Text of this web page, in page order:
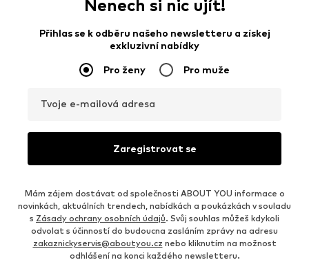
Nenech si nic ujít!
Přihlas se k odběru našeho newsletteru a získej
exkluzivní nabídky
Pro ženy Pro muže
Tvoje e-mailová adresa
Zaregistrovat se
Mám zájem dostávat od společnosti ABOUT YOU informace o
novinkách, aktuálních trendech, nabídkách a poukázkách v souladu
s Zásady ochrany osobních údajů. Svůj souhlas můžeš kdykoli
odvolat s účinností do budoucna zasláním zprávy na adresu
zakaznickyservis@aboutyou.cz nebo kliknutím na možnost
odhlášení na konci každého newsletteru.